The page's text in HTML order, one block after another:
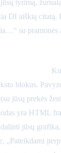
tyrimą,
DI aiškią citatą.
su pramonės
blokus.
jūsų prekės
yra HTML
jūsų
„Pateikdami